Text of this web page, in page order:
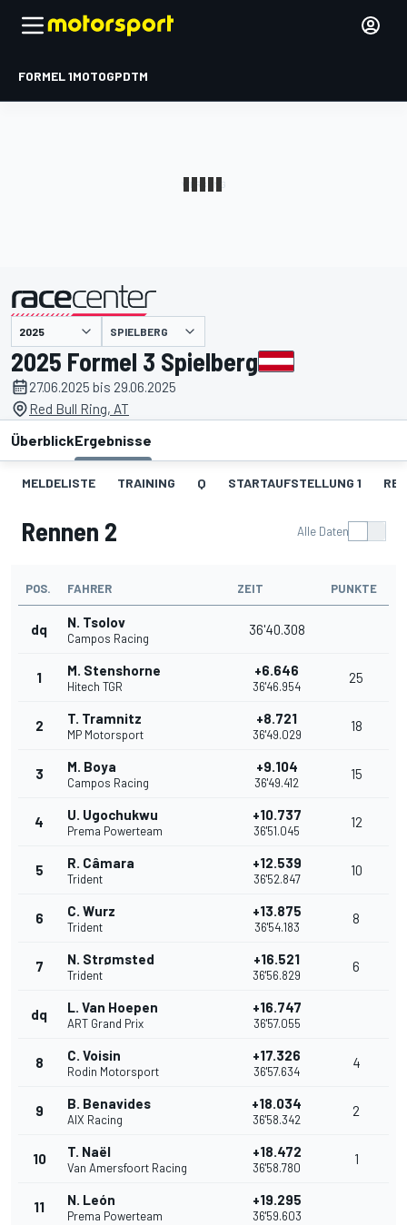
FORMEL 1MOTOGPDTM
SPIELBERG
2025 Formel 3 Spielberg
27.06.2025 bis 29.06.2025
Red Bull Ring, AT
ÜberblickErgebnisse
MELDELISTE TRAINING Q STARTAUFSTELLUNG 1
Rennen 2 Alle Daten
POS. FAHRER ZEIT PUNKTE
dq N. Tsolov
Campos Racing
36'40.308
1 M. Stenshorne
Hitech TGR
+6.646
36'46.954
25
2 T. Tramnitz
MP Motorsport
+8.721
36'49.029
18
3 M. Boya
Campos Racing
+9.104
36'49.412
15
4 U. Ugochukwu
Prema Powerteam
+10.737
36'51.045
12
5 R. Câmara
Trident
+12.539
36'52.847
10
6 C. Wurz
Trident
+13.875
36'54.183
8
7 N. Strømsted
Trident
+16.521
36'56.829
6
dq L. Van Hoepen
ART Grand Prix
+16.747
36'57.055
8 C. Voisin
Rodin Motorsport
+17.326
36'57.634
4
9 B. Benavides
AIX Racing
+18.034
36'58.342
2
10 T. Naël
Van Amersfoort Racing
+18.472
36'58.780
1
11 N. León
Prema Powerteam
+19.295
36'59.603